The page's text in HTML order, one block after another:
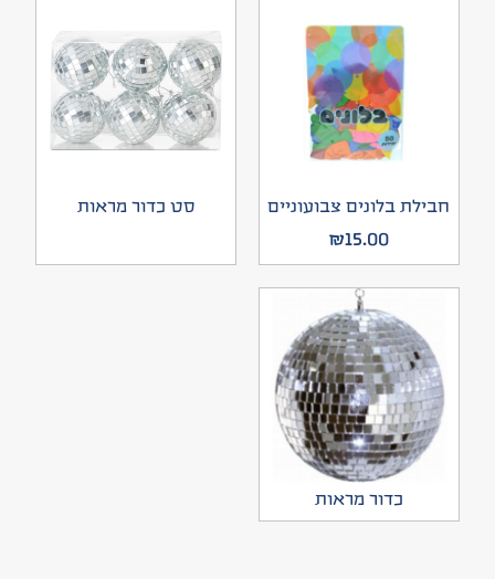
חבילת בלונים צבועוניים
₪15.00
סט כדור מראות
כדור מראות